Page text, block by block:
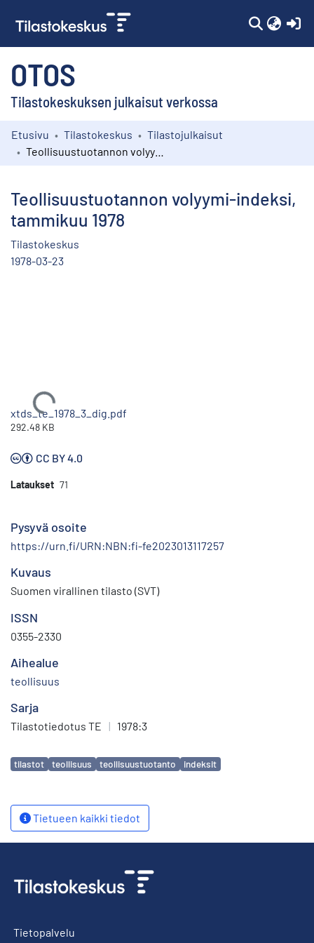
OTOS
Tilastokeskuksen julkaisut verkossa
Kokoelmat
Etusivu Tilastokeskus
Tilastojulkaisut
Teollisuustuotannon volyymi-indeksi,
tammikuu 1978
Tilastokeskus
1978-03-23
Ladataan...
xtds_te_1978_3_dig.pdf
292.48 KB
CC BY 4.0
Lataukset 71
Pysyvä osoite
https://urn.fi/URN:NBN:fi-fe2023013117257
Kuvaus
Suomen virallinen tilasto (SVT)
ISSN
0355-2330
Aihealue
teollisuus
Sarja
Tilastotiedotus TE | 1978:3
Avainsanat
tilastot teollisuus teollisuustuotanto indeksit
Tietueen kaikki tiedot
Tietopalvelu